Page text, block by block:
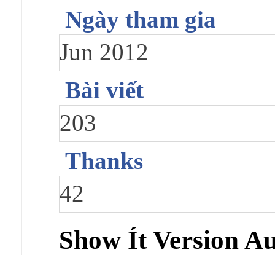
Ngày tham gia
Jun 2012
Bài viết
203
Thanks
42
Show Ít Version